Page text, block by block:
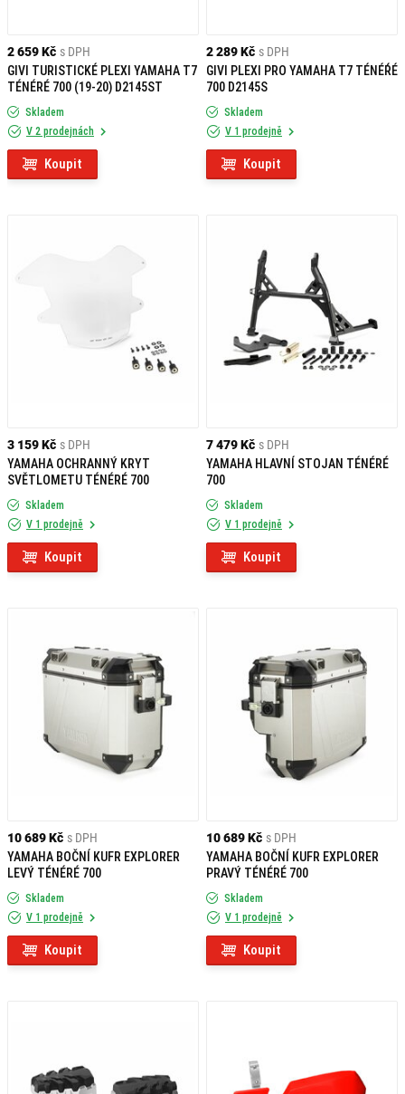
2 659 Kč s DPH
GIVI TURISTICKÉ PLEXI YAMAHA T7
TÉNÉRÉ 700 (19-20) D2145ST
Skladem
V 2 prodejnách
Koupit
2 289 Kč s DPH
GIVI PLEXI PRO YAMAHA T7 TÉNÉŔÉ
700 D2145S
Skladem
V 1 prodejně
Koupit
3 159 Kč s DPH
YAMAHA OCHRANNÝ KRYT
SVĚTLOMETU TÉNÉRÉ 700
Skladem
V 1 prodejně
Koupit
7 479 Kč s DPH
YAMAHA HLAVNÍ STOJAN TÉNÉRÉ
700
Skladem
V 1 prodejně
Koupit
10 689 Kč s DPH
YAMAHA BOČNÍ KUFR EXPLORER
LEVÝ TÉNÉRÉ 700
Skladem
V 1 prodejně
Koupit
10 689 Kč s DPH
YAMAHA BOČNÍ KUFR EXPLORER
PRAVÝ TÉNÉRÉ 700
Skladem
V 1 prodejně
Koupit